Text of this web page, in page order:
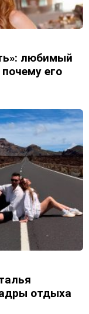
любимый
его
отдыха